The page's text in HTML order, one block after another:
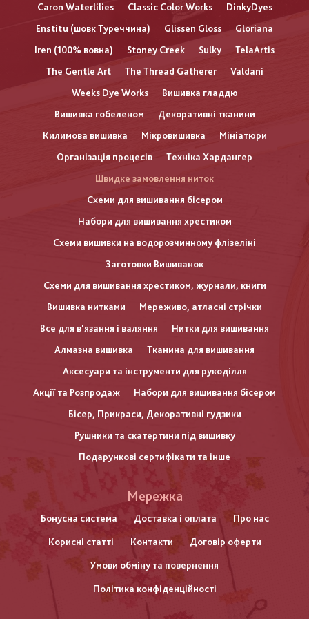
Caron Waterlilies Classic Color Works
DinkyDyes
Enstitu (шовк Туреччина)
Glissen Gloss
Gloriana
Iren (100% вовна)
Stoney Creek Sulky
TelaArtis
The Gentle Art
The Thread Gatherer
Valdani
Weeks Dye Works
Вишивка гладдю
Вишивка гобеленом
Декоративні тканини
Килимова вишивка
Мікровишивка
Мініатюри
Організація процесів
Техніка Хардангер
Швидке замовлення ниток
Схеми для вишивання бісером
Набори для вишивання хрестиком
Схеми вишивки на водорозчинному флізеліні
Заготовки Вишиванок
Схеми для вишивання хрестиком, журнали, книги
Вишивка нитками
Мереживо, атласні стрічки
Все для в'язання і валяння
Нитки для вишивання
Алмазна вишивка
Тканина для вишивання
Аксесуари та інструменти для рукоділля
Акції та Розпродаж
Набори для вишивання бісером
Бісер, Прикраси, Декоративні гудзики
Рушники та скатертини під вишивку
Подарункові сертифікати та інше
нижнього
колонтитулу
Мережка
Бонусна система Доставка і оплата Про нас
Корисні статті Контакти Договір оферти
Умови обміну та повернення
Політика конфіденційності